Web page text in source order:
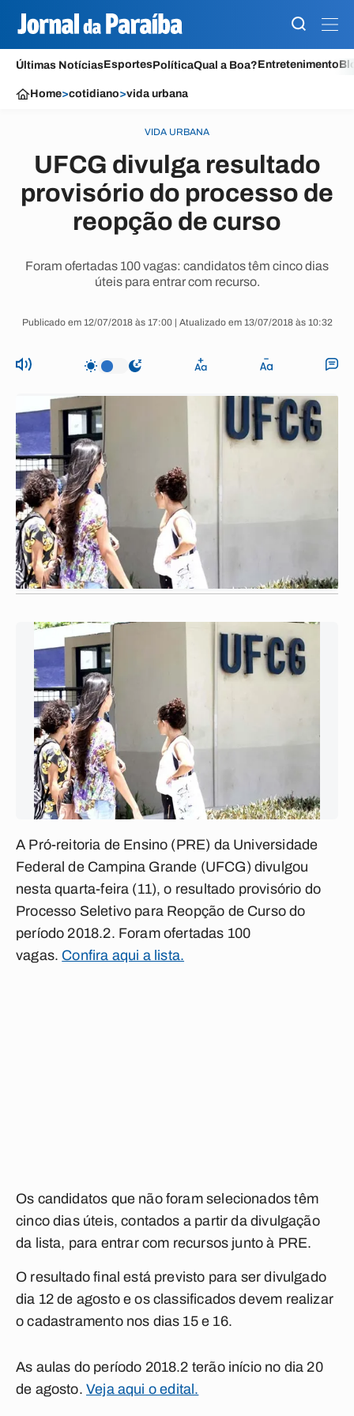
Últimas NotíciasEsportesPolíticaQual a Boa?Entretenimento
Home>cotidiano>vida urbana
VIDA URBANA
UFCG divulga resultado
provisório do processo de
reopção de curso
Foram ofertadas 100 vagas: candidatos têm cinco dias
úteis para entrar com recurso.
Publicado em 12/07/2018 às 17:00 | Atualizado em 13/07/2018 às 10:32
A Pró-reitoria de Ensino (PRE) da Universidade
Federal de Campina Grande (UFCG) divulgou
nesta quarta-feira (11), o resultado provisório do
Processo Seletivo para Reopção de Curso do
período 2018.2. Foram ofertadas 100
vagas. Confira aqui a lista.
Os candidatos que não foram selecionados têm
cinco dias úteis, contados a partir da divulgação
da lista, para entrar com recursos junto à PRE.
O resultado final está previsto para ser divulgado
dia 12 de agosto e os classificados devem realizar
o cadastramento nos dias 15 e 16.
As aulas do período 2018.2 terão início no dia 20
de agosto. Veja aqui o edital.